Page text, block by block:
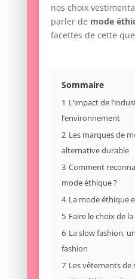
nos choix
parler de mode
facettes de cette
Sommaire
1 L’impact de
l’environnement
2 Les marques de
alternative durable
3 Comment
mode éthique ?
4 La mode éthique
5 Faire le choix de
6 La slow fashion,
fashion
7 Les vêtements de